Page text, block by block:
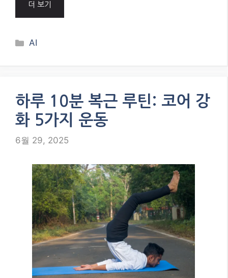
더 보기
Categories
AI
하루 10분 복근 루틴: 코어 강
화 5가지 운동
6월 29, 2025